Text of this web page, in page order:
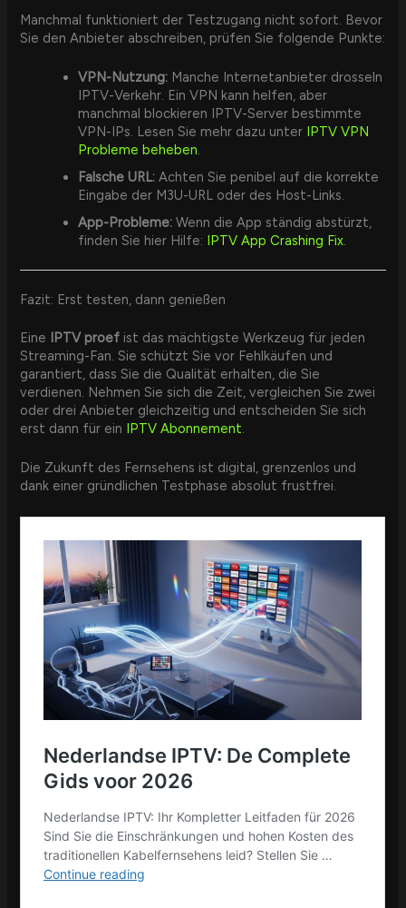
Manchmal funktioniert der Testzugang nicht sofort. Bevor
Sie den Anbieter abschreiben, prüfen Sie folgende Punkte:
VPN-Nutzung: Manche Internetanbieter drosseln
IPTV-Verkehr. Ein VPN kann helfen, aber
manchmal blockieren IPTV-Server bestimmte
VPN-IPs. Lesen Sie mehr dazu unter
IPTV VPN
Probleme beheben.
Falsche URL: Achten Sie penibel auf die korrekte
Eingabe der M3U-URL oder des Host-Links.
App-Probleme: Wenn die App ständig abstürzt,
finden Sie hier Hilfe:
IPTV App Crashing Fix.
Fazit: Erst testen, dann genießen
Eine IPTV proef ist das mächtigste Werkzeug für jeden
Streaming-Fan. Sie schützt Sie vor Fehlkäufen und
garantiert, dass Sie die Qualität erhalten, die Sie
verdienen. Nehmen Sie sich die Zeit, vergleichen Sie zwei
oder drei Anbieter gleichzeitig und entscheiden Sie sich
erst dann für ein IPTV Abonnement.
Die Zukunft des Fernsehens ist digital, grenzenlos und
dank einer gründlichen Testphase absolut frustfrei.